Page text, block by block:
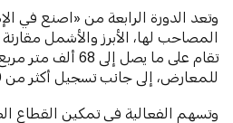
وتعد الدورة الرابعة من «اصنع في
المصاحب لها، الأبرز والأشمل
تقام على ما يصل
للمعارض، إلى جانب تسجيل أكثر من 50 ألف زائر للمعرض.
وتسهم الفعالية في تمكين القطاع